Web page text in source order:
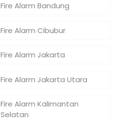
Fire Alarm Bandung
Fire Alarm Cibubur
Fire Alarm Jakarta
Fire Alarm Jakarta Utara
Fire Alarm Kalimantan
Selatan